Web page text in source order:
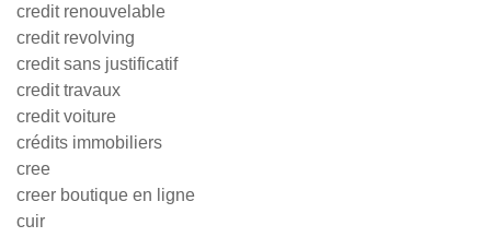
credit renouvelable
credit revolving
credit sans justificatif
credit travaux
credit voiture
crédits immobiliers
cree
creer boutique en ligne
cuir